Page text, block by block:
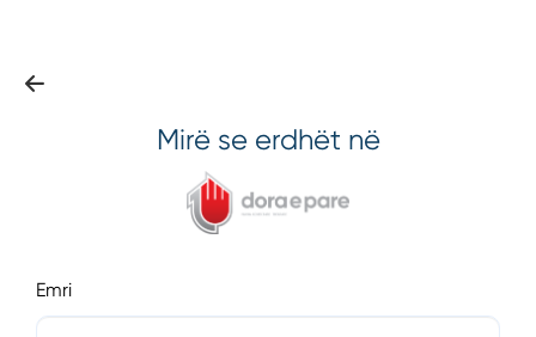
Mirë se erdhët në
Emri